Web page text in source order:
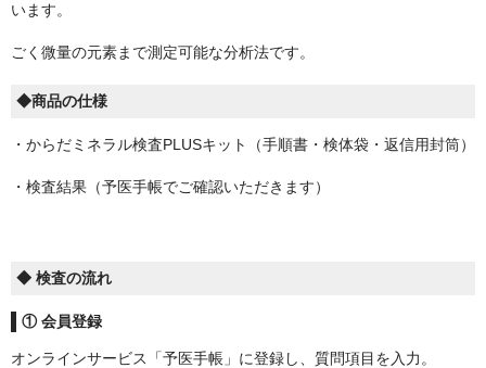
います。
ごく微量の元素まで測定可能な分析法です。
◆商品の仕様
・からだミネラル検査PLUSキット（手順書・検体袋・返信用封筒）
・検査結果（予医手帳でご確認いただきます）
◆ 検査の流れ
① 会員登録
オンラインサービス「予医手帳」に登録し、質問項目を入力。